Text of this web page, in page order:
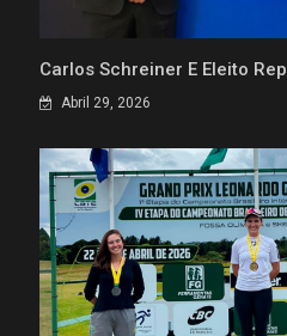
Carlos Schreiner É Eleito Rep
Abril 29, 2026